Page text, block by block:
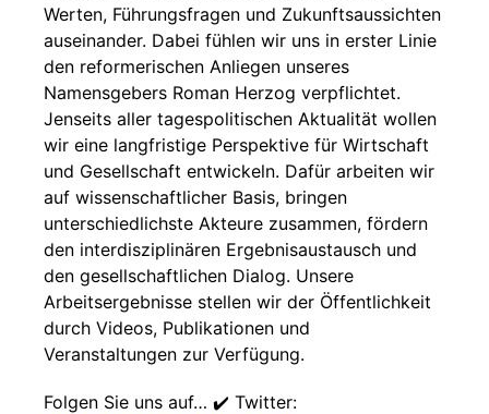
Werten, Führungsfragen und Zukunftsaussichten
auseinander. Dabei fühlen wir uns in erster Linie
den reformerischen Anliegen unseres
Namensgebers Roman Herzog verpflichtet.
Jenseits aller tagespolitischen Aktualität wollen
wir eine langfristige Perspektive für Wirtschaft
und Gesellschaft entwickeln. Dafür arbeiten wir
auf wissenschaftlicher Basis, bringen
unterschiedlichste Akteure zusammen, fördern
den interdisziplinären Ergebnisaustausch und
den gesellschaftlichen Dialog. Unsere
Arbeitsergebnisse stellen wir der Öffentlichkeit
durch Videos, Publikationen und
Veranstaltungen zur Verfügung.
Folgen Sie uns auf… ✔️ Twitter: